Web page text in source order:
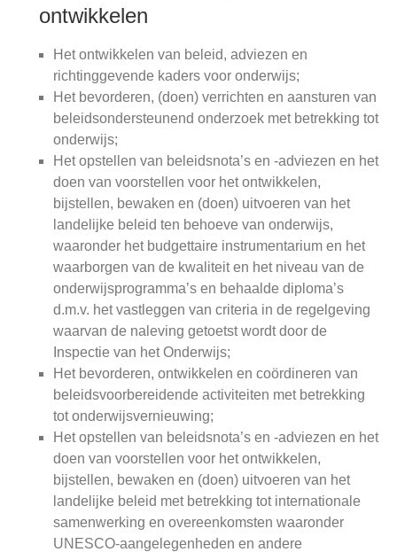
ontwikkelen
Het ontwikkelen van beleid, adviezen en
richtinggevende kaders voor onderwijs;
Het bevorderen, (doen) verrichten en aansturen van
beleidsondersteunend onderzoek met betrekking tot
onderwijs;
Het opstellen van beleidsnota’s en -adviezen en het
doen van voorstellen voor het ontwikkelen,
bijstellen, bewaken en (doen) uitvoeren van het
landelijke beleid ten behoeve van onderwijs,
waaronder het budgettaire instrumentarium en het
waarborgen van de kwaliteit en het niveau van de
onderwijsprogramma’s en behaalde diploma’s
d.m.v. het vastleggen van criteria in de regelgeving
waarvan de naleving getoetst wordt door de
Inspectie van het Onderwijs;
Het bevorderen, ontwikkelen en coördineren van
beleidsvoorbereidende activiteiten met betrekking
tot onderwijsvernieuwing;
Het opstellen van beleidsnota’s en -adviezen en het
doen van voorstellen voor het ontwikkelen,
bijstellen, bewaken en (doen) uitvoeren van het
landelijke beleid met betrekking tot internationale
samenwerking en overeenkomsten waaronder
UNESCO-aangelegenheden en andere